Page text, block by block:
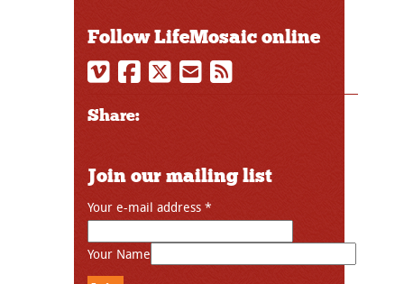
Follow LifeMosaic online
Share:
Join our mailing list
Your e-mail address *
Your Name